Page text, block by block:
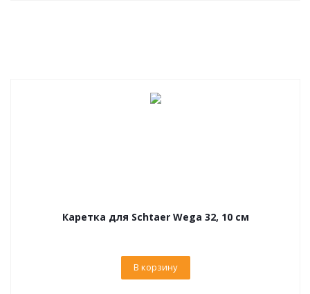
Каретка для Schtaer Wega 32, 10 см
В корзину